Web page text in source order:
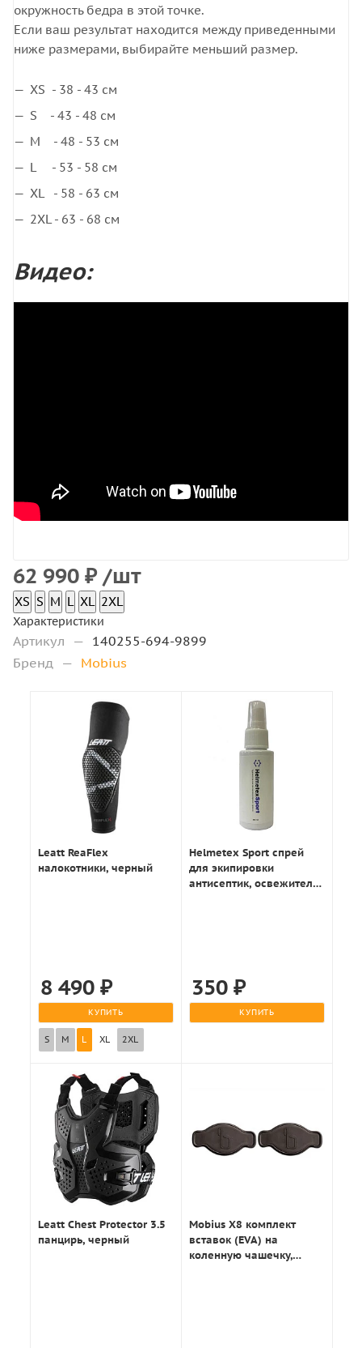
окружность бедра в этой точке.
Если ваш результат находится между приведенными
ниже размерами, выбирайте меньший размер.
XS - 38 - 43 см
S - 43 - 48 см
M - 48 - 53 см
L - 53 - 58 см
XL - 58 - 63 см
2XL - 63 - 68 см
Видео:
62 990 ₽ /шт
XS S M L XL 2XL
Характеристики
Артикул — 140255-694-9899
Бренд — Mobius
Leatt ReaFlex
налокотники, черный
8 490₽
КУПИТЬ
S M L XL 2XL
Helmetex Sport спрей
для экипировки
антисептик, освежитель
350 ₽
КУПИТЬ
Leatt Chest Protector 3.5
панцирь, черный
Mobius X8 комплект
вставок (EVA) на
коленную чашечку,